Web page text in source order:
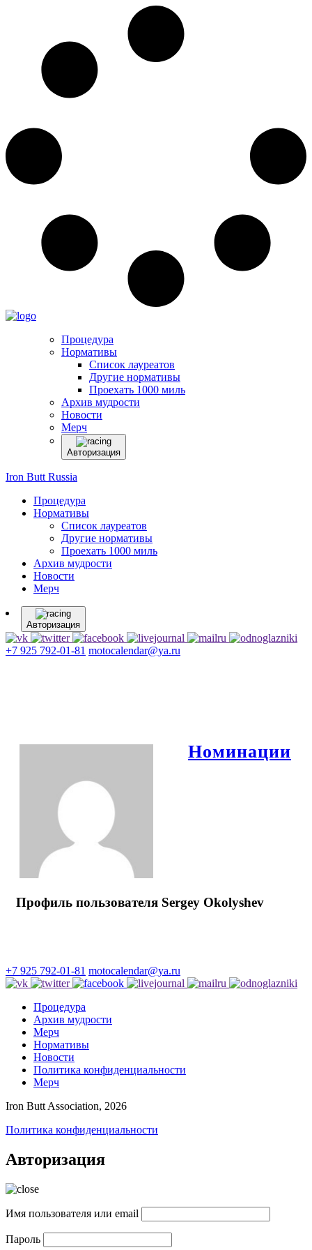
Процедура
Нормативы
Список лауреатов
Другие нормативы
Проехать 1000 миль
Архив мудрости
Новости
Мерч
Авторизация
Iron Butt Russia
Процедура
Нормативы
Список лауреатов
Другие нормативы
Проехать 1000 миль
Архив мудрости
Новости
Мерч
Авторизация
+7 925 792-01-81 motocalendar@ya.ru
Номинации
Профиль пользователя Sergey Okolyshev
+7 925 792-01-81 motocalendar@ya.ru
Процедура
Архив мудрости
Мерч
Нормативы
Новости
Политика конфиденциальности
Мерч
Iron Butt Association, 2026
Политика конфиденциальности
Авторизация
Имя пользователя или email
Пароль